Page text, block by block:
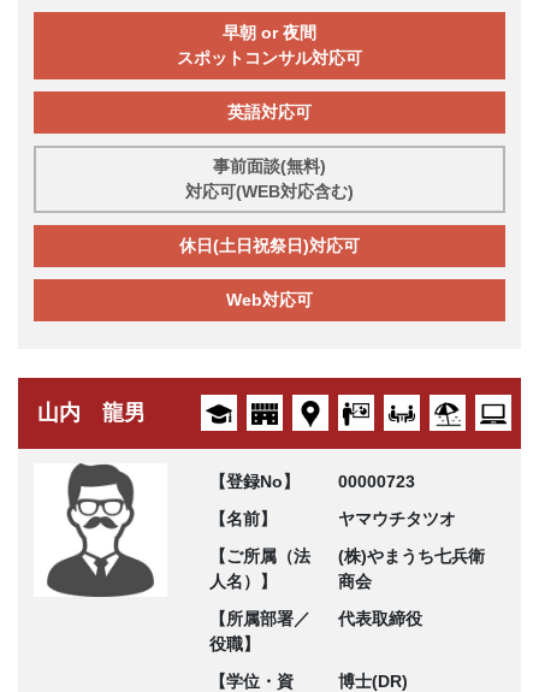
早朝 or 夜間
スポットコンサル対応可
英語対応可
事前面談(無料)
対応可(WEB対応含む)
休日(土日祝祭日)対応可
Web対応可
山内 龍男
【登録No】
00000723
【名前】
ヤマウチタツオ
【ご所属（法
人名）】
(株)やまうち七兵衛
商会
【所属部署／
役職】
代表取締役
【学位・資 博士(DR)